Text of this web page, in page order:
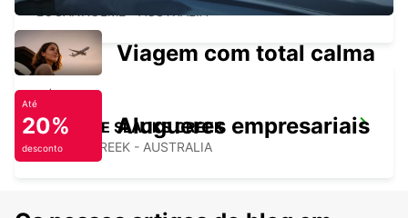
LOGANHOLME - AUSTRALIA
BRISBANE SLACKS CREEK
SLACKS CREEK - AUSTRALIA
Viagem com total calma
Até
20%
desconto
Alugueres empresariais